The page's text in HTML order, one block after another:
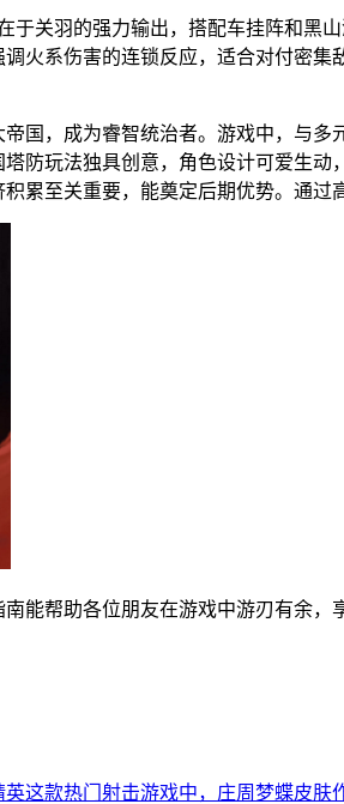
关羽的强力输出，搭配车挂阵和黑
火系伤害的连锁反应，适合对付密
国，成为睿智统治者。游戏中，与
防玩法独具创意，角色设计可爱生
累至关重要，能奠定后期优势。通过
能帮助各位朋友在游戏中游刃有余，
这款热门射击游戏中，庄周梦蝶皮